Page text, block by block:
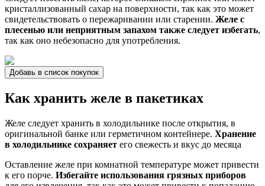
кристаллизованный сахар на поверхности, так как это может
свидетельствовать о пережаривании или старении. Желе с
плесенью или неприятным запахом также следует избегать,
так как оно небезопасно для употребления.
Добавь в список покупок
Как хранить желе в пакетиках
Желе следует хранить в холодильнике после открытия, в
оригинальной банке или герметичном контейнере. Хранение
в холодильнике сохраняет его свежесть и вкус до месяца
Оставление желе при комнатной температуре может привести
к его порче. Избегайте использования грязных приборов